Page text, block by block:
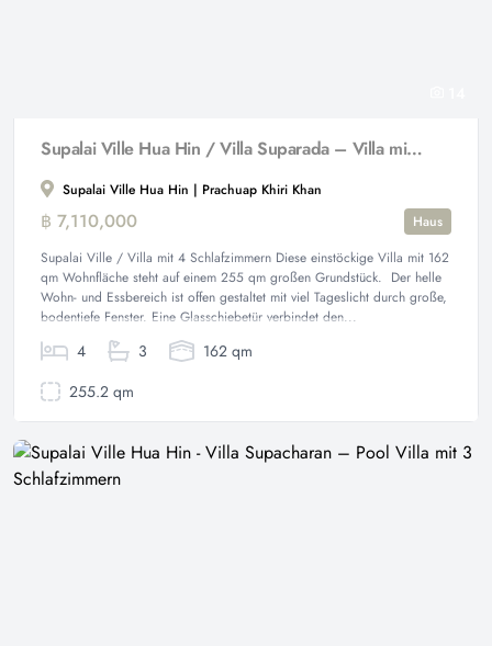
Supalai Ville Hua Hin / Villa Suparada – Villa mit 4 Schlafzimmern
Supalai Ville Hua Hin | Prachuap Khiri Khan
฿ 7,110,000
Haus
Supalai Ville / Villa mit 4 Schlafzimmern Diese einstöckige Villa mit 162
qm Wohnfläche steht auf einem 255 qm großen Grundstück. Der helle
Wohn- und Essbereich ist offen gestaltet mit viel Tageslicht durch große,
bodentiefe Fenster. Eine Glasschiebetür verbindet den...
4 3
162 qm
255.2 qm